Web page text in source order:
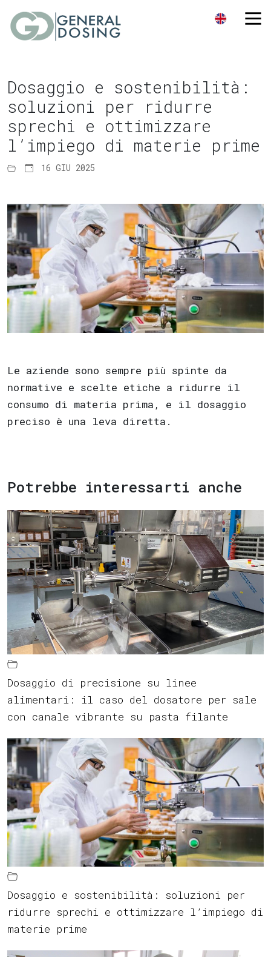
Dosaggio e sostenibilità:
soluzioni per ridurre
sprechi e ottimizzare
l’impiego di materie prime
16 GIU 2025
Le aziende sono sempre più spinte da
normative e scelte etiche a ridurre il
consumo di materia prima, e il dosaggio
preciso è una leva diretta.
Potrebbe interessarti anche
Dosaggio di precisione su linee
alimentari: il caso del dosatore per sale
con canale vibrante su pasta filante
Dosaggio e sostenibilità: soluzioni per
ridurre sprechi e ottimizzare l’impiego di
materie prime